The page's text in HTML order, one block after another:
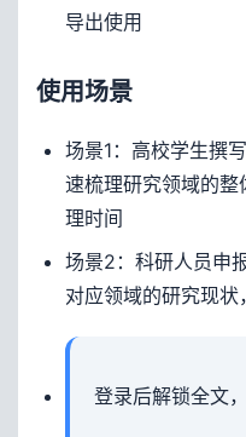
导出使用
使用场景
场景1：高校学生撰
速梳理研究领域的
理时间
场景2：科研人员申
对应领域的研究现
登录后解锁全文